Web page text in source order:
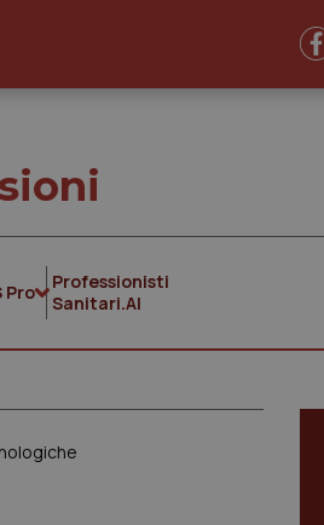
Pro
Professionisti
Sanitari.AI